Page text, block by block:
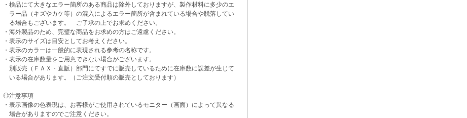
・検品にて大きなエラー箇所のある商品は除外しておりますが、製作材料に多少のエ
ラー品（キズやカケ等）の混入によるエラー箇所が含まれている場合や脱落してい
る場合もございます。 ご了承の上でお求めください。
・海外製品のため、完璧な商品をお求めの方はご遠慮ください。
・表示のサイズは目安としてお考えください。
・表示のカラーは一般的に表現される参考の名称です。
・表示の在庫数量をご用意できない場合がございます。
別販売（ＦＡＸ・直販）部門にてすでに販売しているために在庫数に誤差が生じて
いる場合があります。（ご注文受付順の販売としております）
◎注意事項
・表示画像の色表現は、お客様がご使用されているモニター（画面）によって異なる
場合がありますのでご注意ください。